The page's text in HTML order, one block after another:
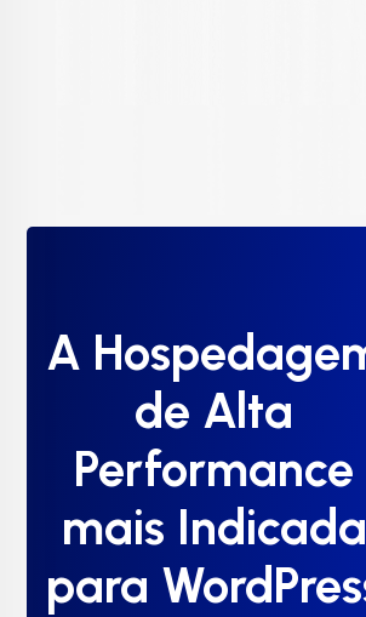
A
de Alta
Performance
mais Indicada
para